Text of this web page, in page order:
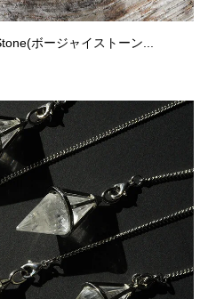
ボージャイストーン...